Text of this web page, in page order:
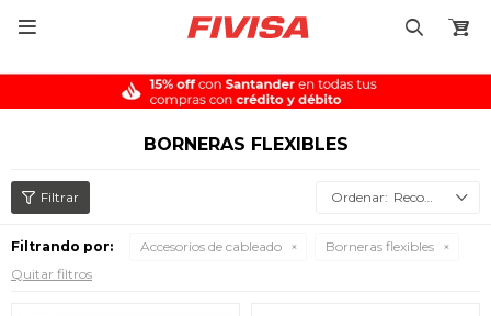

BORNERAS FLEXIBLES
Recomendados
Filtrando por: Accesorios de cableado
Borneras flexibles
Quitar filtros